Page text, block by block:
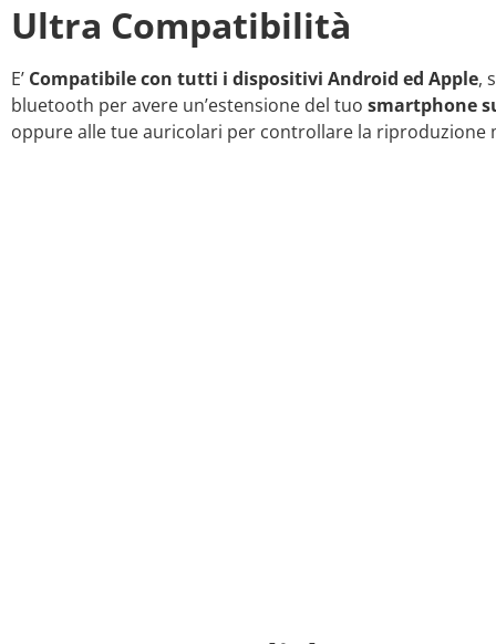
Ultra Compatibilità
E’ Compatibile con tutti i dispositivi Android ed Apple,
bluetooth per avere un’estensione del tuo smartphone
oppure alle tue auricolari per controllare la riproduzione